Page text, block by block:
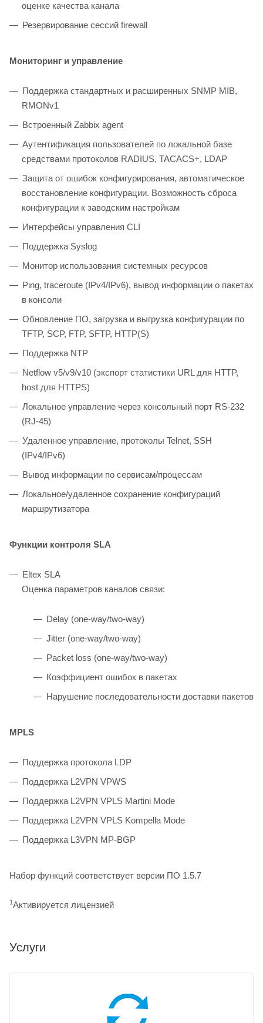
оценке качества канала
Резервирование сессий firewall
Мониторинг и управление
Поддержка стандартных и расширенных SNMP MIB,
RMONv1
Встроенный Zabbix agent
Аутентификация пользователей по локальной базе
средствами протоколов RADIUS, TACACS+, LDAP
Защита от ошибок конфигурирования, автоматическое
восстановление конфигурации. Возможность сброса
конфигурации к заводским настройкам
Интерфейсы управления CLI
Поддержка Syslog
Монитор использования системных ресурсов
Ping, traceroute (IPv4/IPv6), вывод информации о пакетах
в консоли
Обновление ПО, загрузка и выгрузка конфигурации по
TFTP, SCP, FTP, SFTP, HTTP(S)
Поддержка NTP
Netflow v5/v9/v10 (экспорт статистики URL для HTTP,
host для HTTPS)
Локальное управление через консольный порт RS-232
(RJ-45)
Удаленное управление, протоколы Telnet, SSH
(IPv4/IPv6)
Вывод информации по сервисам/процессам
Локальное/удаленное сохранение конфигураций
маршрутизатора
Функции контроля SLA
Eltex SLA
Оценка параметров каналов связи:
Delay (one-way/two-way)
Jitter (one-way/two-way)
Packet loss (one-way/two-way)
Коэффициент ошибок в пакетах
Нарушение последовательности доставки пакетов
MPLS
Поддержка протокола LDP
Поддержка L2VPN VPWS
Поддержка L2VPN VPLS Martini Mode
Поддержка L2VPN VPLS Kompella Mode
Поддержка L3VPN MP-BGP
Набор функций соответствует версии ПО 1.5.7
1Активируется лицензией
Услуги